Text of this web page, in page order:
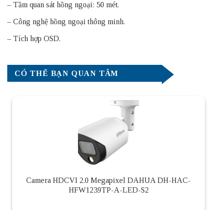
– Tầm quan sát hồng ngoại: 50 mét.
– Công nghệ hồng ngoại thông minh.
– Tích hợp OSD.
CÓ THỂ BẠN QUAN TÂM
Camera HDCVI 2.0 Megapixel DAHUA DH-HAC-
HFW1239TP-A-LED-S2